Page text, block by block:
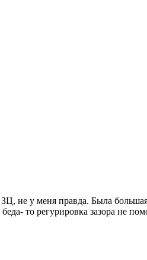
ЗЦ, не у меня правда. Была
то регурировка зазора не